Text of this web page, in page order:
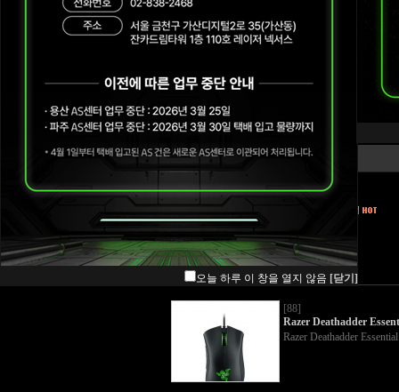
오늘 하루 이 창을 열지 않음 [닫기]
Keyboards & Keypads
Wearables
이미지
[89]
[88]
Razer Deathadder
Razer Deathadder Essential